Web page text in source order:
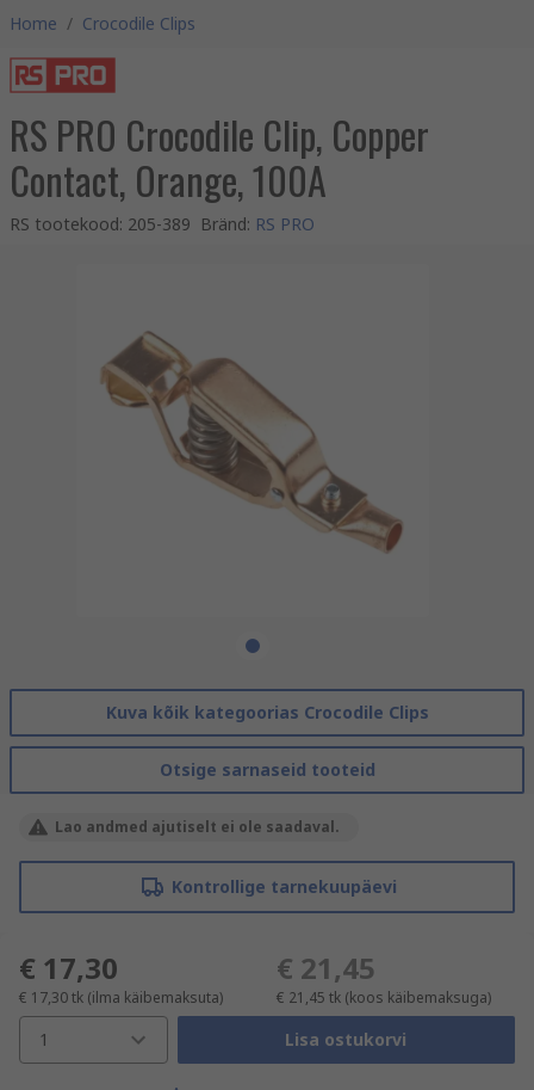
Home / Crocodile Clips
RS PRO Crocodile Clip, Copper
Contact, Orange, 100A
RS tootekood: 205-389 Bränd: RS PRO
Kuva kõik kategoorias Crocodile Clips
Otsige sarnaseid tooteid
Lao andmed ajutiselt ei ole saadaval.
Kontrollige tarnekuupäevi
€ 17,30
€ 17,30tk (ilma käibemaksuta)
€ 21,45
€ 21,45 tk (koos käibemaksuga)
1 Lisa ostukorvi